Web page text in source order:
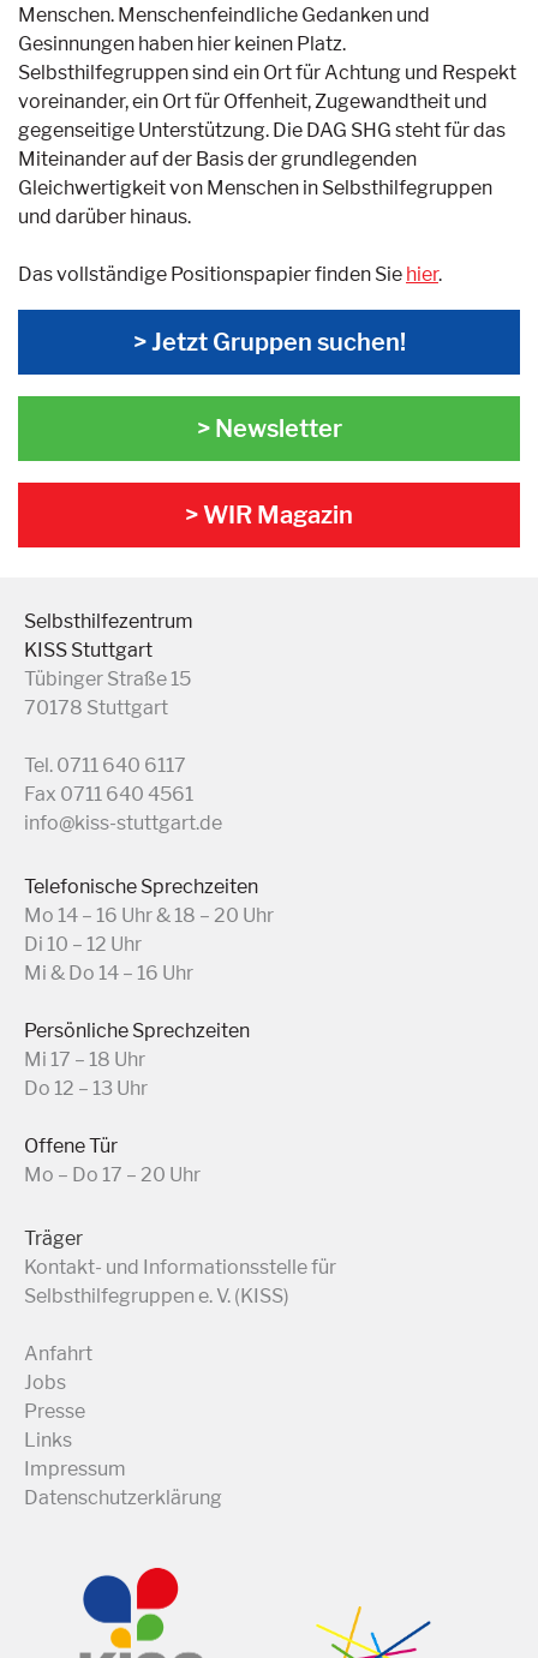
Menschen. Menschenfeindliche Gedanken und
Gesinnungen haben hier keinen Platz.
Selbsthilfegruppen sind ein Ort für Achtung und Respekt
voreinander, ein Ort für Offenheit, Zugewandtheit und
gegenseitige Unterstützung. Die DAG SHG steht für das
Miteinander auf der Basis der grundlegenden
Gleichwertigkeit von Menschen in Selbsthilfegruppen
und darüber hinaus.
Das vollständige Positionspapier finden Sie hier.
> Jetzt Gruppen suchen!
> Newsletter
> WIR Magazin
Selbsthilfezentrum
KISS Stuttgart
Tübinger Straße 15
70178 Stuttgart
Tel. 0711 640 6117
Fax 0711 640 4561
info@kiss-stuttgart.de
Telefonische Sprechzeiten
Mo 14 – 16 Uhr & 18 – 20 Uhr
Di 10 – 12 Uhr
Mi & Do 14 – 16 Uhr
Persönliche Sprechzeiten
Mi 17 – 18 Uhr
Do 12 – 13 Uhr
Offene Tür
Mo – Do 17 – 20 Uhr
Träger
Kontakt- und Informationsstelle für
Selbsthilfegruppen e. V. (KISS)
Anfahrt
Jobs
Presse
Links
Impressum
Datenschutzerklärung